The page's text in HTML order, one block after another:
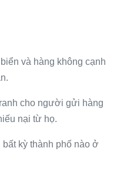
và hàng không cạnh
cho người gửi hàng
nại từ họ.
kỳ thành phố nào ở